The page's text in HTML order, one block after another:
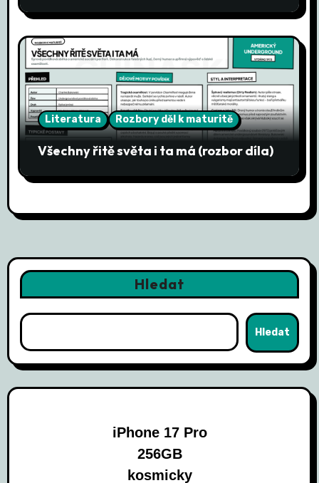
ě
v
e
k
Literatura Rozbory děl k maturitě
Všechny řitě světa i ta má (rozbor díla)
Hledat
Hledat